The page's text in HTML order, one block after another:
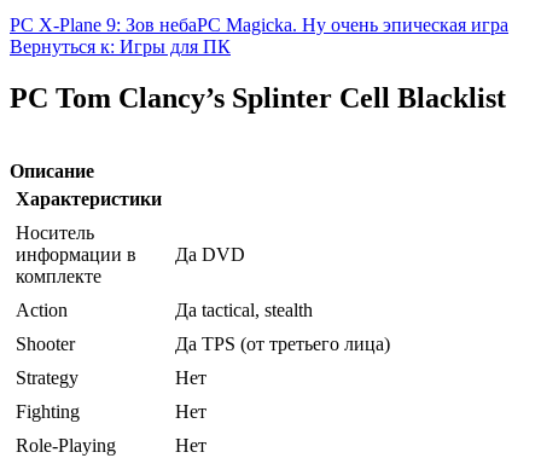
PC X-Plane 9: Зов небаPC Magicka. Ну очень эпическая игра
Вернуться к: Игры для ПК
PC Tom Clancy’s Splinter Cell Blacklist
Описание
Характеристики
Носитель
информации в
комплекте
Да DVD
Action
Да tactical, stealth
Shooter
Да TPS (от третьего лица)
Strategy
Нет
Fighting
Нет
Role-Playing
Нет